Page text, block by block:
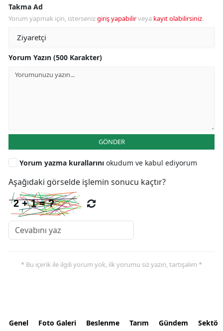
Takma Ad
Yorum yapmak için, istersenizgiriş yapabilirveya kayıt olabilirsiniz.
Yorum Yazın (500 Karakter)
GÖNDER
Yorum yazma kurallarını okudum ve kabul ediyorum
Aşağıdaki görselde işlemin sonucu kaçtır?
* Bu içerik ile ilgili yorum yok, ilk yorumu siz yazın, tartışalım *
Genel Foto Galeri Beslenme Tarım Gündem